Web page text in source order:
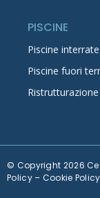
PISCINE
Piscine interrate
Piscine fuori
Ristrutturazione
© Copyright 2026
Policy– Cookie Policy